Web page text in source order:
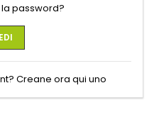
password?
Creane ora qui uno